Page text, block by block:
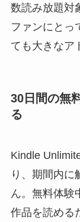
数読み放題対
ファンにとっ
ても大きなア
30日間の無
る
Kindle
り、期間内に
ん。無料体験
作品を読める